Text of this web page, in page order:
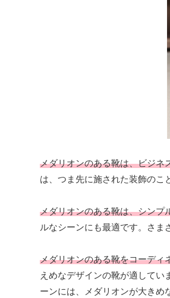
メダリオンのある靴は、ビジネ
は、つま先に施された装飾のこ
メダリオンのある靴は、シンプ
ルなシーンにも最適です。さま
メダリオンのある靴をコーディ
えめなデザインの靴が適してい
ーンには、メダリオンが大きめ